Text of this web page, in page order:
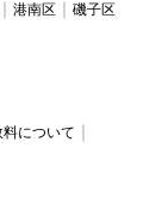
港南区 磯子区
について